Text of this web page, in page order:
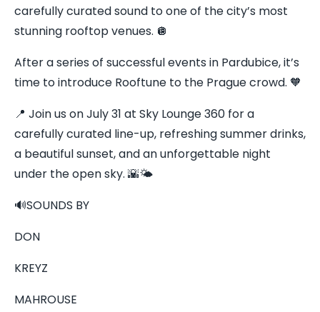
carefully curated sound to one of the city’s most
stunning rooftop venues. 🪩
After a series of successful events in Pardubice, it’s
time to introduce Rooftune to the Prague crowd. 🧡
📍 Join us on July 31 at Sky Lounge 360 for a
carefully curated line-up, refreshing summer drinks,
a beautiful sunset, and an unforgettable night
under the open sky. 🌇🌤️
🔊SOUNDS BY
DON
KREYZ
MAHROUSE